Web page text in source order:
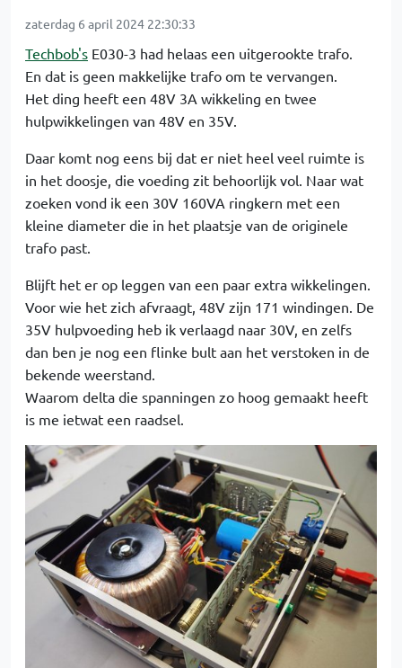
zaterdag 6 april 2024 22:30:33
Techbob's E030-3 had helaas een uitgerookte trafo.
En dat is geen makkelijke trafo om te vervangen.
Het ding heeft een 48V 3A wikkeling en twee
hulpwikkelingen van 48V en 35V.
Daar komt nog eens bij dat er niet heel veel ruimte is
in het doosje, die voeding zit behoorlijk vol. Naar wat
zoeken vond ik een 30V 160VA ringkern met een
kleine diameter die in het plaatsje van de originele
trafo past.
Blijft het er op leggen van een paar extra wikkelingen.
Voor wie het zich afvraagt, 48V zijn 171 windingen. De
35V hulpvoeding heb ik verlaagd naar 30V, en zelfs
dan ben je nog een flinke bult aan het verstoken in de
bekende weerstand.
Waarom delta die spanningen zo hoog gemaakt heeft
is me ietwat een raadsel.